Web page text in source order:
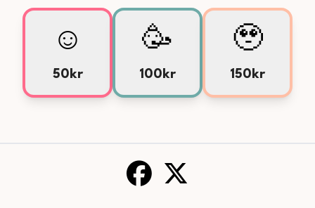
☺️
50kr
🥳
100kr
🥹
150kr